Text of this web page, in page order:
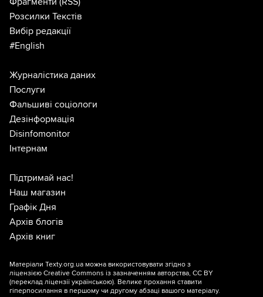
Розсилки Текстів
Вибір редакції
#English
Журналістика даних
Послуги
Фальшиві соціологи
Дезінформація
Disinfomonitor
Інтернам
Підтримай нас!
Наш магазин
Графік Дня
Архів блогів
Архів книг
Матеріали Texty.org.ua можна використовувати згідно з
ліцензією Creative Commons із зазначенням авторства, CC BY
(переклад ліцензії українською). Велике прохання ставити
гіперпосилання в першому чи другому абзаці вашого матеріалу.